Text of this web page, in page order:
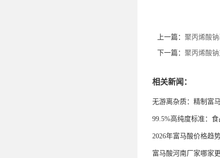
上一篇： 聚丙烯酸
下一篇： 聚丙烯酸
相关新闻：
无游离杂质：精制富
99.5%高纯度标准：
2026年富马酸价格趋
富马酸河南厂家哪家